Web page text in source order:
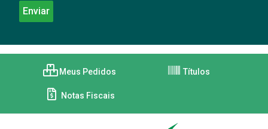
Meus Pedidos Títulos
Notas Fiscais